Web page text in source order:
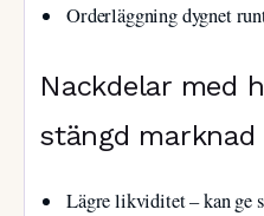
Orderläggning dygnet
Nackdelar med
stängd marknad
Lägre likviditet – kan ge